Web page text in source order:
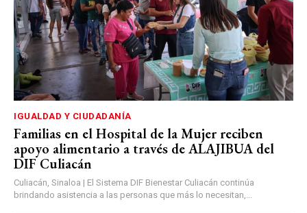
IGUALDAD Y CIUDADANÍA
Familias en el Hospital de la Mujer reciben
apoyo alimentario a través de ALAJIBUA del
DIF Culiacán
Culiacán, Sinaloa | El Sistema DIF Bienestar Culiacán continúa
brindando asistencia a las personas que más lo necesitan,...